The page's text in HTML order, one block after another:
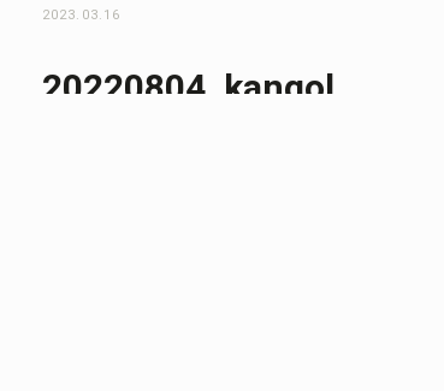
2023.03.16
20220804_kangol